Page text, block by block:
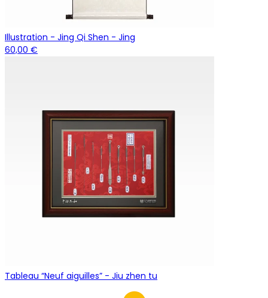
Illustration - Jing Qi Shen - Jing
60,00 €
Tableau “Neuf aiguilles” - Jiu zhen tu